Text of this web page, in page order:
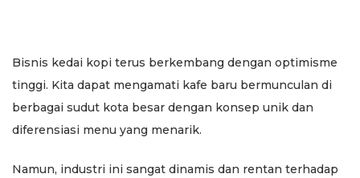
Bisnis kedai kopi terus berkembang dengan optimisme
tinggi. Kita dapat mengamati kafe baru bermunculan di
berbagai sudut kota besar dengan konsep unik dan
diferensiasi menu yang menarik.
Namun, industri ini sangat dinamis dan rentan terhadap